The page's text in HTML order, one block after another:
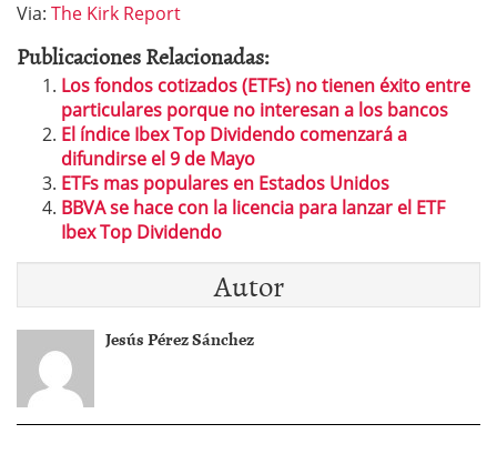
Via: The Kirk Report
Publicaciones Relacionadas:
Los fondos cotizados (ETFs) no tienen éxito entre
particulares porque no interesan a los bancos
El índice Ibex Top Dividendo comenzará a
difundirse el 9 de Mayo
ETFs mas populares en Estados Unidos
BBVA se hace con la licencia para lanzar el ETF
Ibex Top Dividendo
Autor
Jesús Pérez Sánchez